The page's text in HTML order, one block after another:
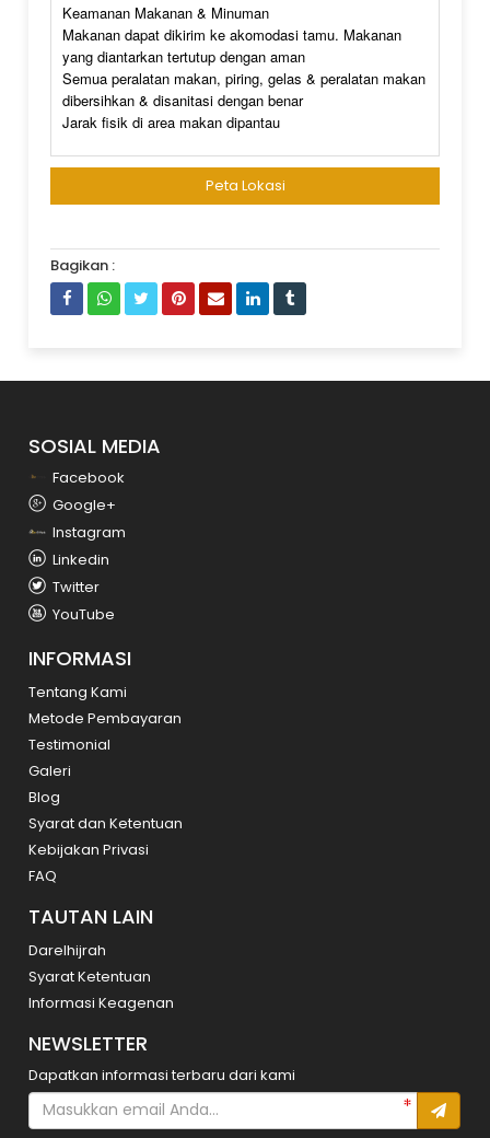
Keamanan Makanan & Minuman
Makanan dapat dikirim ke akomodasi tamu. Makanan
yang diantarkan tertutup dengan aman
Semua peralatan makan, piring, gelas & peralatan makan
dibersihkan & disanitasi dengan benar
Jarak fisik di area makan dipantau
Peta Lokasi
Bagikan :
SOSIAL MEDIA
Facebook
Google+
Instagram
Linkedin
Twitter
YouTube
INFORMASI
Tentang Kami
Metode Pembayaran
Testimonial
Galeri
Blog
Syarat dan Ketentuan
Kebijakan Privasi
FAQ
TAUTAN LAIN
Darelhijrah
Syarat Ketentuan
Informasi Keagenan
NEWSLETTER
Dapatkan informasi terbaru dari kami